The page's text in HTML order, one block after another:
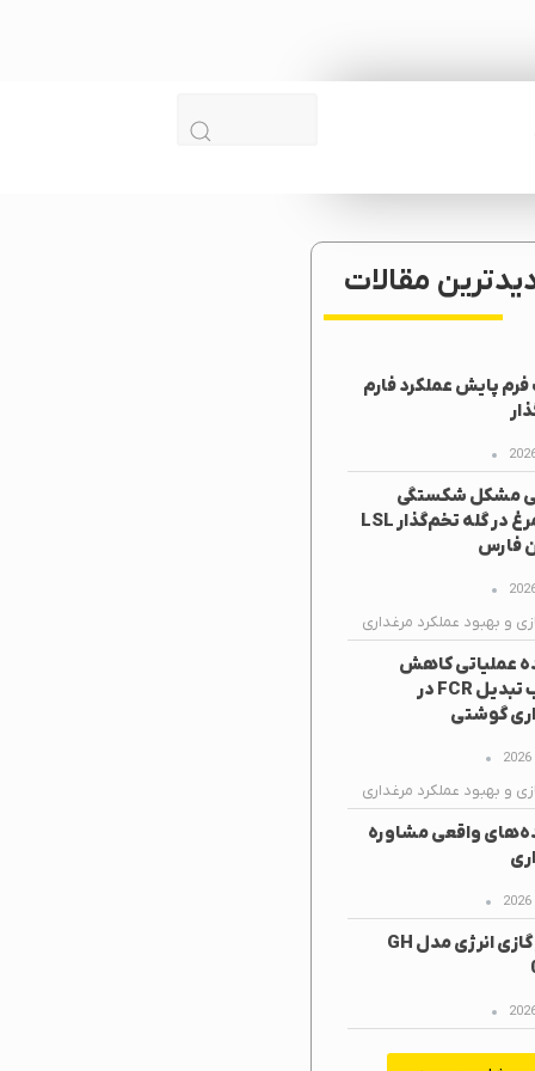
مقالات
پایش عملکرد فارم
مشکل شکستگی
تخم‌مرغ در گله تخم‌گذار LSL
فارس
و بهبود عملکرد مرغداری
عملیاتی کاهش
ضریب تبدیل FCR در
گوشتی
و بهبود عملکرد مرغداری
واقعی مشاوره
هیتر گازی انرژی مدل GH